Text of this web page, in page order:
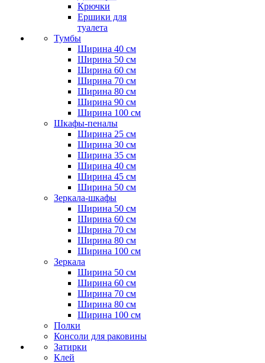
Крючки
Ершики для
туалета
Тумбы
Ширина 40 см
Ширина 50 см
Ширина 60 см
Ширина 70 см
Ширина 80 см
Ширина 90 см
Ширина 100 см
Шкафы-пеналы
Ширина 25 см
Ширина 30 см
Ширина 35 см
Ширина 40 см
Ширина 45 см
Ширина 50 см
Зеркала-шкафы
Ширина 50 см
Ширина 60 см
Ширина 70 см
Ширина 80 см
Ширина 100 см
Зеркала
Ширина 50 см
Ширина 60 см
Ширина 70 см
Ширина 80 см
Ширина 100 см
Полки
Консоли для раковины
Затирки
Клей